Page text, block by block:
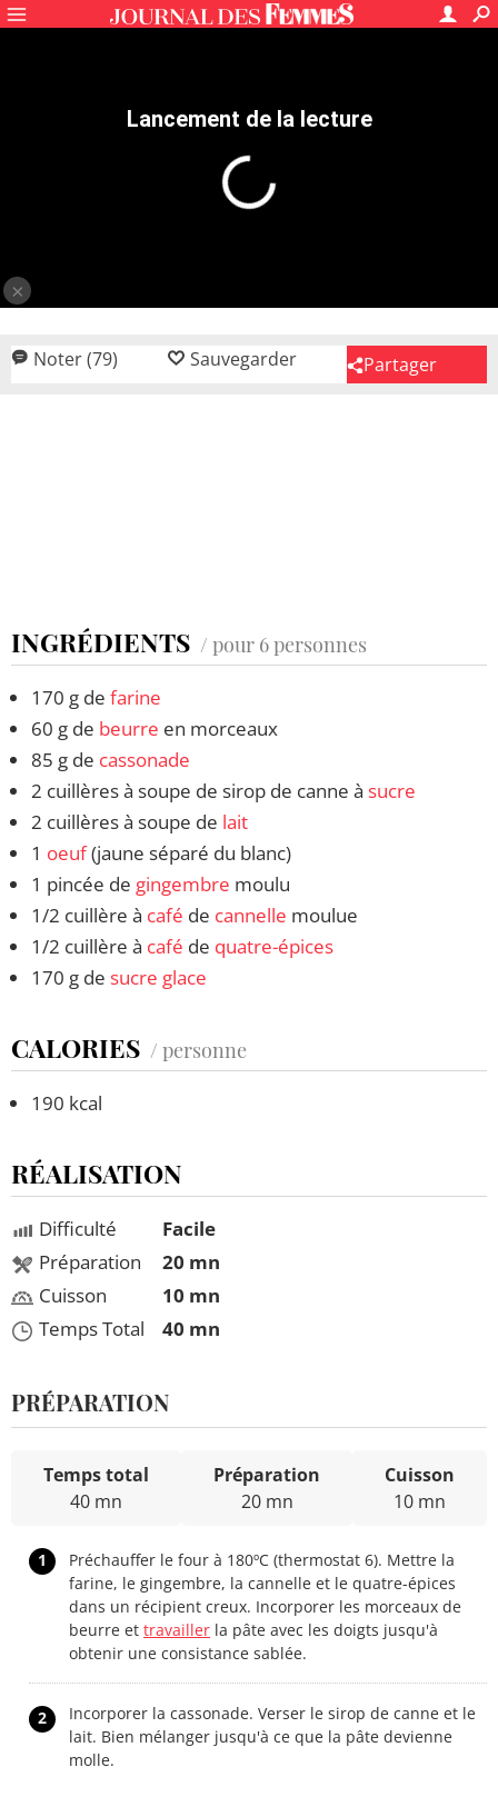
4.3 /5 79avis
Etoiles de Noël
Noter (79) Sauvegarder Partager
INGRÉDIENTS / pour 6 personnes
170 g de farine
60 g de beurre en morceaux
85 g de cassonade
2 cuillères à soupe de sirop de canne à sucre
2 cuillères à soupe de lait
1 oeuf(jaune séparé du blanc)
1 pincée de gingembre moulu
1/2 cuillère à café de cannelle moulue
1/2 cuillère à café de quatre-épices
170 g de sucre glace
CALORIES / personne
190 kcal
RÉALISATION
Difficulté
Préparation
Cuisson
Temps Total
Facile
20 mn
10 mn
40 mn
PRÉPARATION
Temps total
40 mn
Préparation
20 mn
Cuisson
10 mn
1
Préchauffer le four à 180ºC (thermostat 6). Mettre la
farine, le gingembre, la cannelle et le quatre-épices
dans un récipient creux. Incorporer les morceaux de
beurre et travailler la pâte avec les doigts jusqu'à
obtenir une consistance sablée.
2
Incorporer la cassonade. Verser le sirop de canne et le
lait. Bien mélanger jusqu'à ce que la pâte devienne
molle.